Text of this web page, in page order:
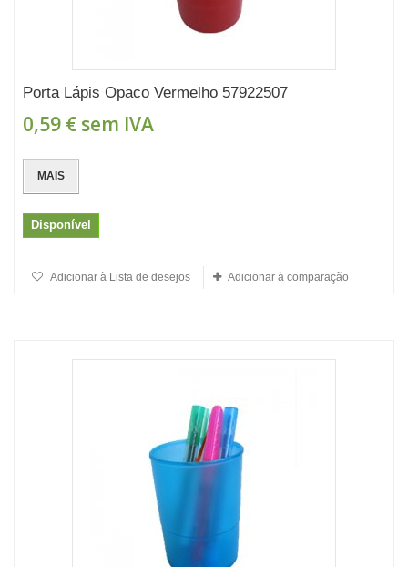
Porta Lápis Opaco Vermelho 57922507
0,59 € sem IVA
MAIS
Disponível
Adicionar à Lista de desejos Adicionar à comparação